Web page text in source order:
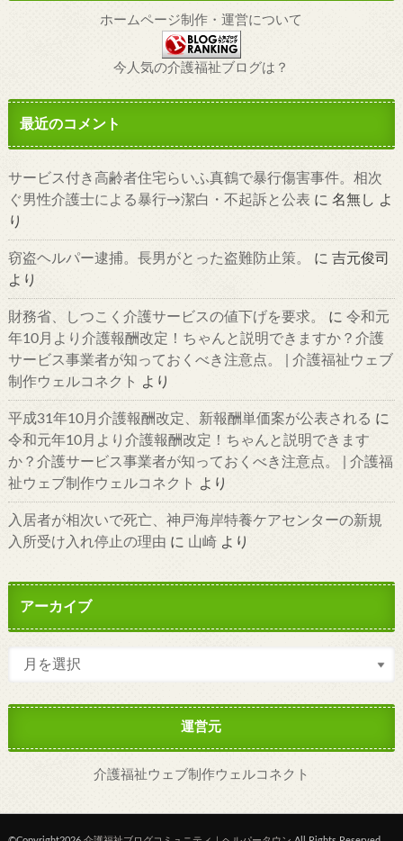
ホームページ制作・運営について
今人気の介護福祉ブログは？
最近のコメント
サービス付き高齢者住宅らいふ真鶴で暴行傷害事件。相次
ぐ男性介護士による暴行→潔白・不起訴と公表 に 名無し よ
り
窃盗ヘルパー逮捕。長男がとった盗難防止策。 に 吉元俊司
より
財務省、しつこく介護サービスの値下げを要求。 に 令和元
年10月より介護報酬改定！ちゃんと説明できますか？介護
サービス事業者が知っておくべき注意点。 | 介護福祉ウェブ
制作ウェルコネクト
より
平成31年10月介護報酬改定、新報酬単価案が公表される に
令和元年10月より介護報酬改定！ちゃんと説明できます
か？介護サービス事業者が知っておくべき注意点。 | 介護福
祉ウェブ制作ウェルコネクト
より
入居者が相次いで死亡、神戸海岸特養ケアセンターの新規
入所受け入れ停止の理由 に 山崎より
アーカイブ
運営元
介護福祉ウェブ制作ウェルコネクト